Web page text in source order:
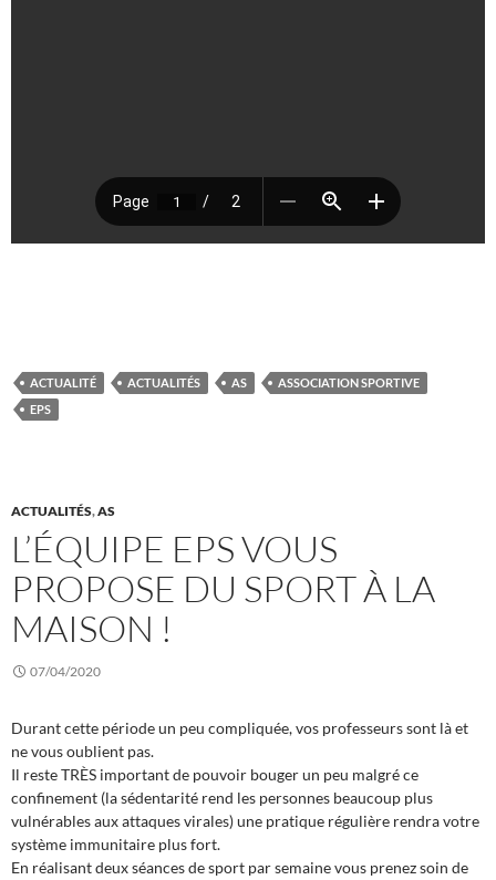
ACTUALITÉ ACTUALITÉS AS
ASSOCIATION SPORTIVE
EPS
ACTUALITÉS,AS
L’ÉQUIPE EPS VOUS
PROPOSE DU SPORT À LA
MAISON !
07/04/2020
Durant cette période un peu compliquée, vos professeurs sont là et
ne vous oublient pas.
Il reste TRÈS important de pouvoir bouger un peu malgré ce
confinement (la sédentarité rend les personnes beaucoup plus
vulnérables aux attaques virales) une pratique régulière rendra votre
système immunitaire plus fort.
En réalisant deux séances de sport par semaine vous prenez soin de